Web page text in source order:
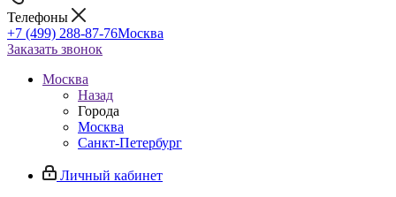
Телефоны
+7 (499) 288-87-76Москва
Заказать звонок
Москва
Назад
Города
Москва
Санкт-Петербург
Личный кабинет